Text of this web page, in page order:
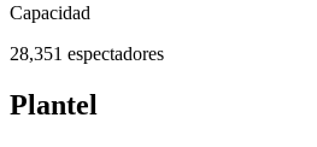
Capacidad
28,351 espectadores
Plantel